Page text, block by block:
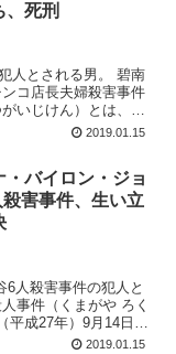
、死刑
人とされる男。 碧南
コ店長夫婦殺害事件
いじけん）とは、
2019.01.15
バイロン・ジョ
害事件、生い立
人殺害事件の犯人と
事件（くまがや ろく
成27年）9月14日・
2019.01.15